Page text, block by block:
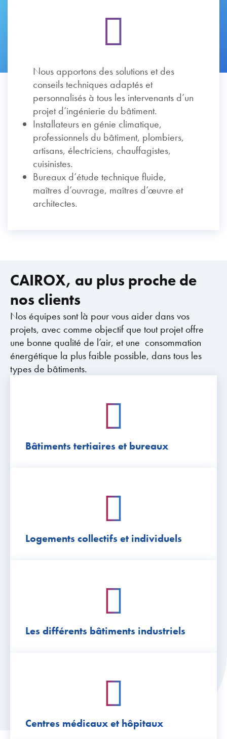
Nous apportons des solutions et des
conseils techniques adaptés et
personnalisés à tous les intervenants d’un
projet d’ingénierie du bâtiment.
Installateurs en génie climatique,
professionnels du bâtiment, plombiers,
artisans, électriciens, chauffagistes,
cuisinistes.
Bureaux d’étude technique fluide,
maîtres d’ouvrage, maîtres d’œuvre et
architectes.
CAIROX, au plus proche de
nos clients
Nos équipes sont là pour vous aider dans vos
projets, avec comme objectif que tout projet offre
une bonne qualité de l’air, et une consommation
énergétique la plus faible possible, dans tous les
types de bâtiments.
Bâtiments tertiaires et bureaux
Logements collectifs et individuels
Les différents bâtiments industriels
Centres médicaux et hôpitaux